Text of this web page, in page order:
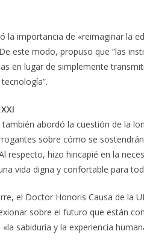
la importancia de «reimaginar la
este modo, propuso que “las
en lugar de simplemente
también abordó la cuestión de la
sobre cómo se
respecto, hizo hincapié en la
vida digna y confortable para
el Doctor Honoris Causa de la
sobre el futuro que están
sabiduría y la experiencia